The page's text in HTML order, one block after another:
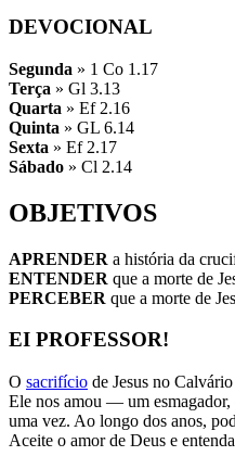
DEVOCIONAL
Segunda » 1 Co 1.17
Terça » Gl 3.13
Quarta » Ef 2.16
Quinta » GL 6.14
Sexta » Ef 2.17
Sábado » Cl 2.14
OBJETIVOS
APRENDER a história da
ENTENDER que a morte de
PERCEBER que a morte de
EI PROFESSOR!
O sacrifício de Jesus no
Ele nos amou — um
uma vez. Ao longo dos anos,
Aceite o amor de Deus e